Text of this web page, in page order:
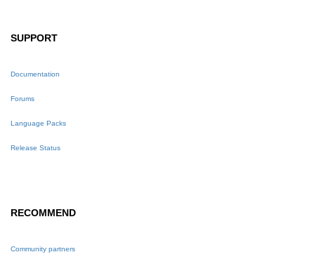
SUPPORT
Documentation
Forums
Language Packs
Release Status
RECOMMEND
Community partners